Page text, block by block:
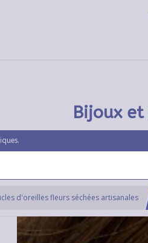
Bijoux
d'oreilles fleurs séchées artisanales